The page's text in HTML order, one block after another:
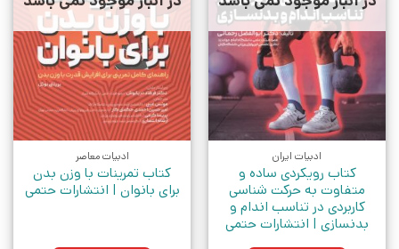
ادبیات ایران
کتاب رویکردی ساده و
متفاوت به حرکت شناسی
کاربردی در تناسب اندام و
بدنسازی | انتشارات حتمی
ادبیات معاصر
کتاب تمرینات با وزن بدن
برای بانوان | انتشارات حتمی